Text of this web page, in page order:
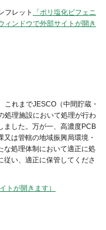
フレット
「ポリ塩化ビフェニ
ィンドウで外部サイトが開き
れまでJESCO（中間貯蔵・
処理施設において処理が行わ
ました。万が一、高濃度PCB
は管轄の地域振興局環境・
な処理体制において適正に処
従い、適正に保管してくださ
トが開きます）